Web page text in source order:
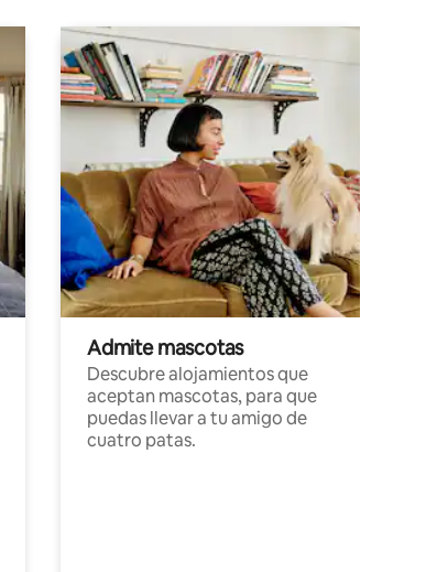
Admite mascotas
Descubre alojamientos que
aceptan mascotas, para que
puedas llevar a tu amigo de
cuatro patas.